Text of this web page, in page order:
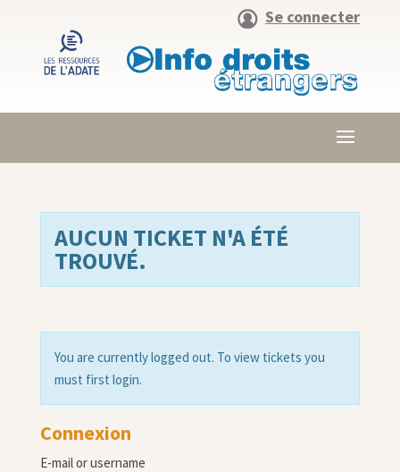
Se connecter
AUCUN TICKET N'A ÉTÉ
TROUVÉ.
You are currently logged out. To view tickets you
must first login.
Connexion
E-mail or username